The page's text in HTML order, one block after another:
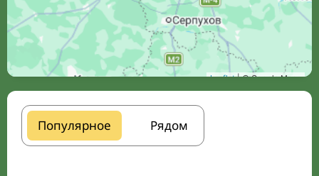
Leaflet| © Google Maps
Популярное Рядом